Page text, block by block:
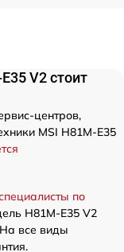
V2 стоит
центров,
MSI H81M-E35
по
H81M-E35 V2
все виды